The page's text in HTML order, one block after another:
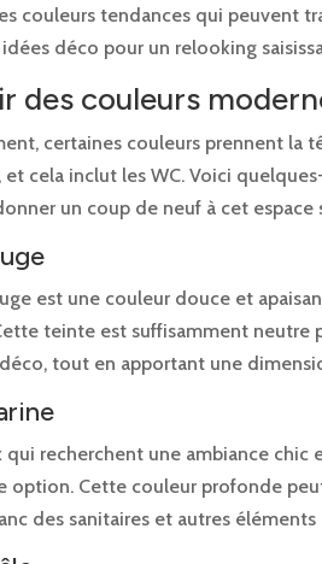
couleurs tendances qui peuvent
déco pour un relooking
des couleurs
certaines couleurs prennent la
et cela inclut les WC. Voici
un coup de neuf à cet espace
est une couleur douce et
teinte est suffisamment neutre
tout en apportant une
qui recherchent une ambiance
option. Cette couleur profonde
des sanitaires et autres